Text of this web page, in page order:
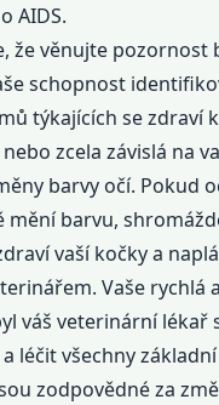
AIDS.
že věnujte pozornost
schopnost
týkajících se zdraví
zcela závislá na
barvy očí. Pokud
mění barvu,
vaší kočky a
Vaše rychlá
váš veterinární lékař
léčit všechny
zodpovědné za